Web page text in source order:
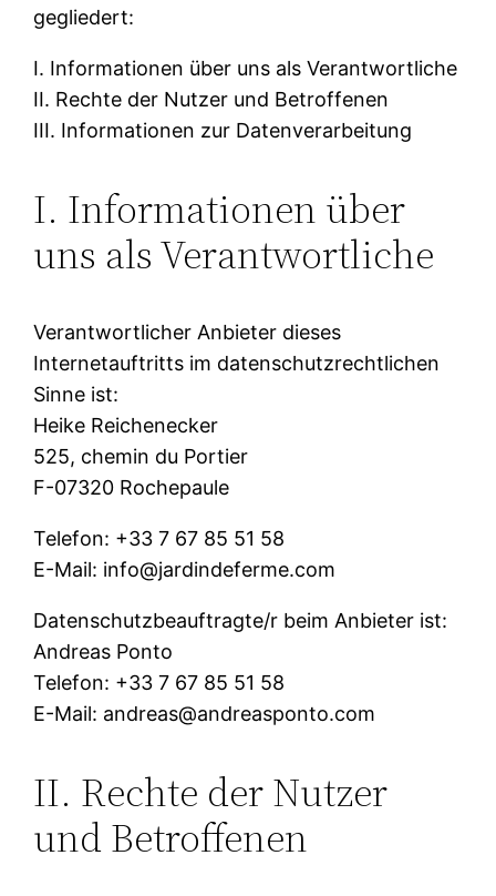
gegliedert:
I. Informationen über uns als Verantwortliche
II. Rechte der Nutzer und Betroffenen
III. Informationen zur Datenverarbeitung
I. Informationen über
uns als Verantwortliche
Verantwortlicher Anbieter dieses
Internetauftritts im datenschutzrechtlichen
Sinne ist:
Heike Reichenecker
525, chemin du Portier
F-07320 Rochepaule
Telefon: +33 7 67 85 51 58
E-Mail: info@jardindeferme.com
Datenschutzbeauftragte/r beim Anbieter ist:
Andreas Ponto
Telefon: +33 7 67 85 51 58
E-Mail: andreas@andreasponto.com
II. Rechte der Nutzer
und Betroffenen